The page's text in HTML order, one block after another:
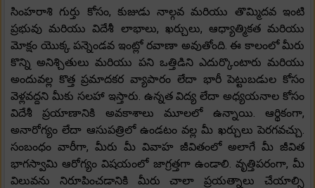
సింహరాశి గుర్తు కోసం, కుజుడు నాల్గవ మరియు తొమ్మిదవ ఇంటి
ప్రభువు మరియు విదేశీ లాభాలు, ఖర్చులు, ఆధ్యాత్మికత మరియు
మోక్షం యొక్క పన్నెండవ ఇంట్లో రవాణా అవుతోంది. ఈ కాలంలో మీరు
కొన్ని అనిశ్చితులు మరియు పని ఒత్తిడిని ఎదుర్కొంటారు మరియు
అందువల్ల కొత్త ప్రమాదకర వ్యాపారం లేదా భారీ పెట్టుబడుల కోసం
వెళ్లవద్దని మీకు సలహా ఇస్తారు. ఉన్నత విద్య లేదా అధ్యయనాల కోసం
విదేశీ ప్రయాణానికి అవకాశాలు మూలలో ఉన్నాయి. ఆర్థికంగా,
అనారోగ్యం లేదా ఆసుపత్రిలో ఉండటం వల్ల మీ ఖర్చులు పెరగవచ్చు.
సంబంధం వారీగా, మీరు మీ వివాహ జీవితంలో అలాగే మీ జీవిత
భాగస్వామి ఆరోగ్యం విషయంలో జాగ్రత్తగా ఉండాలి. వృత్తిపరంగా, మీ
విలువను నిరూపించడానికి మీరు చాలా ప్రయత్నాలు చేయాల్సి